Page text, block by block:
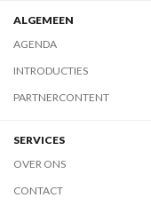
ALGEMEEN
AGENDA
INTRODUCTIES
PARTNERCONTENT
SERVICES
OVER ONS
CONTACT